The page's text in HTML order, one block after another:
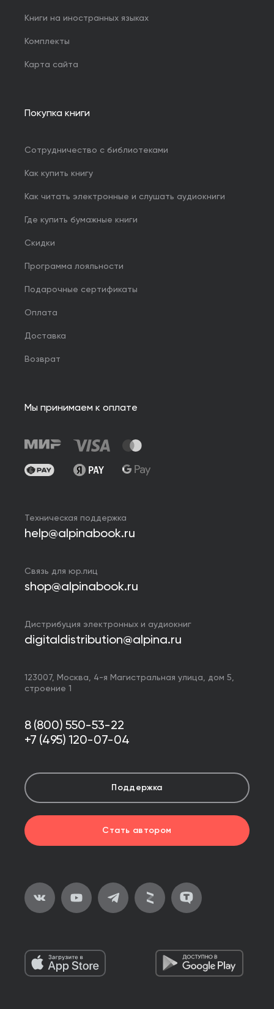
Книги на иностранных языках
Комплекты
Карта сайта
Покупка книги
Сотрудничество с библиотеками
Как купить книгу
Как читать электронные и слушать аудиокниги
Где купить бумажные книги
Скидки
Программа лояльности
Подарочные сертификаты
Оплата
Доставка
Возврат
Мы принимаем к оплате
Техническая поддержка
help@alpinabook.ru
Связь для юр.лиц
shop@alpinabook.ru
Дистрибуция электронных и аудиокниг
digitaldistribution@alpina.ru
123007, Москва, 4-я Магистральная улица, дом 5,
строение 1
8 (800) 550-53-22
+7 (495) 120-07-04
Поддержка
Стать автором